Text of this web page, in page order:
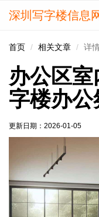
深圳写字楼信息
首页 相关文章 详
办公区
字楼办公
更新日期： 2026-01-05